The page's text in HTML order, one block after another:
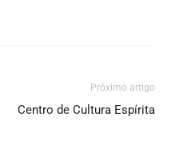
Próximo artigo
Centro de Cultura Espírita